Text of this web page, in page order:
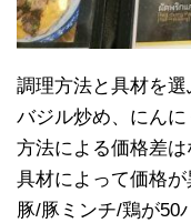
調理方法と具材を選
バジル炒め、にん
方法による価格差は
具材によって価格が
豚/豚ミンチ/鶏が50